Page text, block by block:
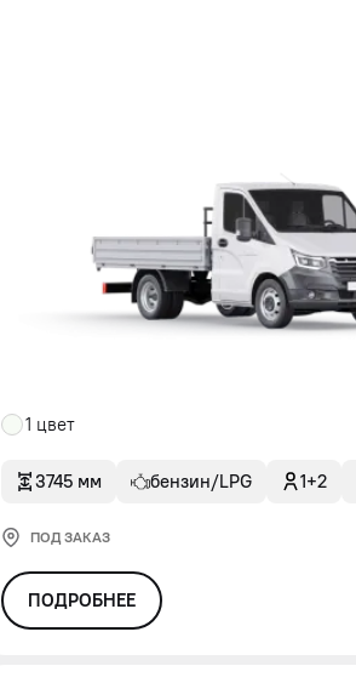
1 цвет
3745 мм бензин/LPG 1+2
ПОД ЗАКАЗ
ПОДРОБНЕЕ